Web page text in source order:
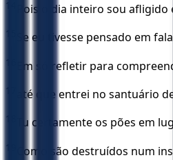
14 Pois o dia inteiro sou afligido
15 Se eu tivesse pensado em
16 Em só refletir para
17 até que entrei no santuário
18 Tu certamente os pões em
19 Como são destruídos num